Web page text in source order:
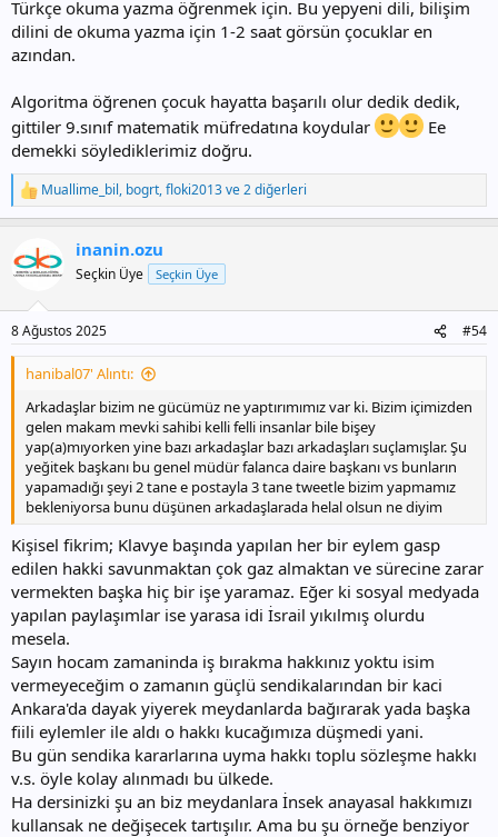
Türkçe okuma yazma öğrenmek için. Bu yepyeni dili, bilişim
dilini de okuma yazma için 1-2 saat görsün çocuklar en
azından.
Algoritma öğrenen çocuk hayatta başarılı olur dedik dedik,
gittiler 9.sınıf matematik müfredatına koydular
Ee
demekki söylediklerimiz doğru.
T
e
k
i
Muallime_bil, bogrt,floki2013ve 2 diğerleri
inanin.ozu
Seçkin Üye Seçkin Üye
8 Ağustos 2025 #54
hanibal07' Alıntı:
Arkadaşlar bizim ne gücümüz ne yaptırımımız var ki. Bizim içimizden
gelen makam mevki sahibi kelli felli insanlar bile bişey
yap(a)mıyorken yine bazı arkadaşlar bazı arkadaşları suçlamışlar. Şu
yeğitek başkanı bu genel müdür falanca daire başkanı vs bunların
yapamadığı şeyi 2 tane e postayla 3 tane tweetle bizim yapmamız
bekleniyorsa bunu düşünen arkadaşlarada helal olsun ne diyim
Kişisel fikrim; Klavye başında yapılan her bir eylem gasp
edilen hakki savunmaktan çok gaz almaktan ve sürecine zarar
vermekten başka hiç bir işe yaramaz. Eğer ki sosyal medyada
yapılan paylaşımlar ise yarasa idi İsrail yıkılmış olurdu
mesela.
Sayın hocam zamaninda iş bırakma hakkınız yoktu isim
vermeyeceğim o zamanın güçlü sendikalarından bir kaci
Ankara'da dayak yiyerek meydanlarda bağırarak yada başka
fiili eylemler ile aldı o hakkı kucağımıza düşmedi yani.
Bu gün sendika kararlarına uyma hakkı toplu sözleşme hakkı
v.s. öyle kolay alınmadı bu ülkede.
Ha dersinizki şu an biz meydanlara İnsek anayasal hakkımızı
kullansak ne değişecek tartışılır. Ama bu şu örneğe benziyor